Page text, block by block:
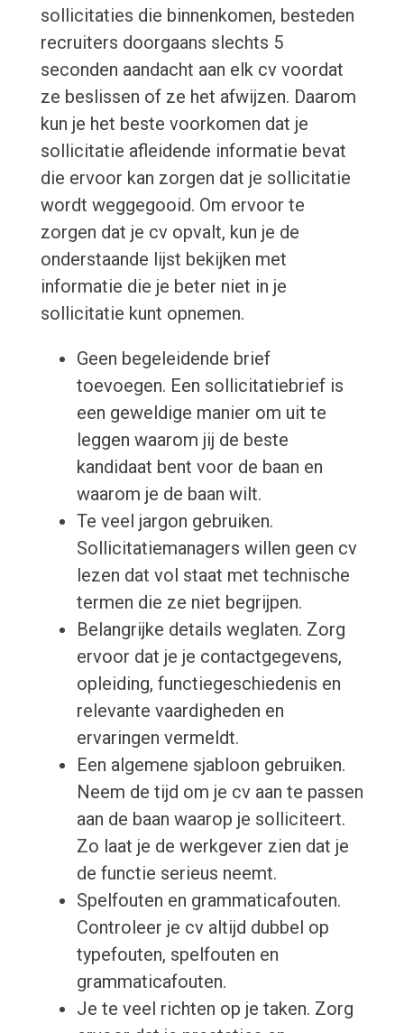
sollicitaties die binnenkomen, besteden
recruiters doorgaans slechts 5
seconden aandacht aan elk cv voordat
ze beslissen of ze het afwijzen. Daarom
kun je het beste voorkomen dat je
sollicitatie afleidende informatie bevat
die ervoor kan zorgen dat je sollicitatie
wordt weggegooid. Om ervoor te
zorgen dat je cv opvalt, kun je de
onderstaande lijst bekijken met
informatie die je beter niet in je
sollicitatie kunt opnemen.
Geen begeleidende brief
toevoegen. Een sollicitatiebrief is
een geweldige manier om uit te
leggen waarom jij de beste
kandidaat bent voor de baan en
waarom je de baan wilt.
Te veel jargon gebruiken.
Sollicitatiemanagers willen geen cv
lezen dat vol staat met technische
termen die ze niet begrijpen.
Belangrijke details weglaten. Zorg
ervoor dat je je contactgegevens,
opleiding, functiegeschiedenis en
relevante vaardigheden en
ervaringen vermeldt.
Een algemene sjabloon gebruiken.
Neem de tijd om je cv aan te passen
aan de baan waarop je solliciteert.
Zo laat je de werkgever zien dat je
de functie serieus neemt.
Spelfouten en grammaticafouten.
Controleer je cv altijd dubbel op
typefouten, spelfouten en
grammaticafouten.
Je te veel richten op je taken. Zorg